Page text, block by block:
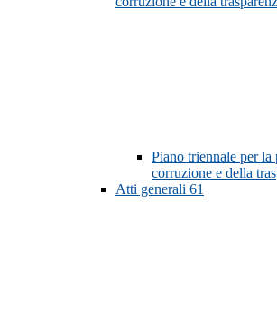
Piano triennale per la
corruzione e della
Atti generali 61